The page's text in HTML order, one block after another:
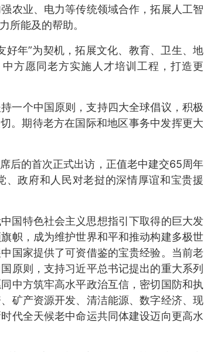
农业、电力等传统领域合作，拓展人工智
所能及的帮助。
年”为契机，拓展文化、教育、卫生、地
方愿同老方实施人才培训工程，打造更
一个中国原则，支持四大全球倡议，积极
。期待老方在国际和地区事务中发挥更大
后的首次正式出访，正值老中建交65周年
、政府和人民对老挝的深情厚谊和宝贵援
国特色社会主义思想指引下取得的巨大发
帜，成为维护世界和平和推动构建多极世
国家提供了可资借鉴的宝贵经验。当前老
原则，支持习近平总书记提出的重大系列
中方筑牢高水平政治互信，密切国防和执
矿产资源开发、清洁能源、数字经济、现
代全天候老中命运共同体建设迈向更高水